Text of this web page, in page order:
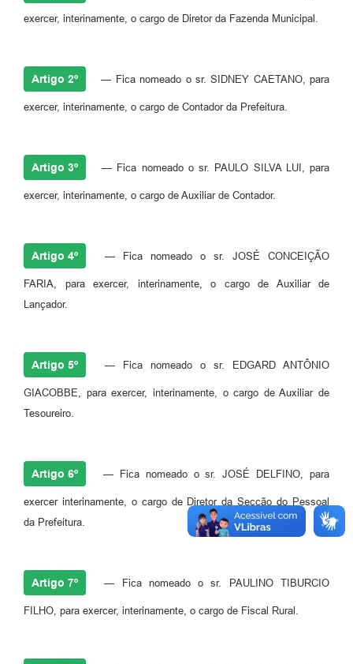
Principal
Notícias
Links
Enquete
Agenda
Contato
exercer, interinamente, o cargo de Diretor da Fazenda Municipal.
Artigo 2º — Fica nomeado o sr. SIDNEY CAETANO, para
exercer, interinamente, o cargo de Contador da Prefeitura.
Artigo 3º — Fica nomeado o sr. PAULO SILVA LUI, para
exercer, interinamente, o cargo de Auxiliar de Contador.
Artigo 4º — Fica nomeado o sr. JOSÉ CONCEIÇÃO
FARIA, para exercer, interinamente, o cargo de Auxiliar de
Lançador.
Artigo 5º — Fica nomeado o sr. EDGARD ANTÔNIO
GIACOBBE, para exercer, interinamente, o cargo de Auxiliar de
Tesoureiro.
Artigo 6º — Fica nomeado o sr. JOSÉ DELFINO, para
exercer interinamente, o cargo de Diretor da Secção do Pessoal
da Prefeitura.
Artigo 7º — Fica nomeado o sr. PAULINO TIBURCIO
FILHO, para exercer, interinamente, o cargo de Fiscal Rural.